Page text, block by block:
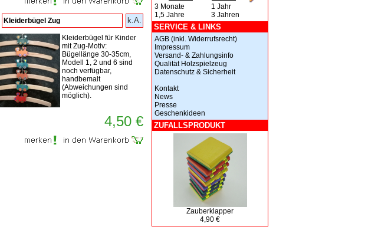
Kleiderbügel Zug k.A.
Kleiderbügel für Kinder
mit Zug-Motiv:
Bügellänge 30-35cm,
Modell 1, 2 und 6 sind
noch verfügbar,
handbemalt
(Abweichungen sind
möglich).
4,50 €
3 Monate
1,5 Jahre
1 Jahr
3 Jahren
SERVICE & LINKS
AGB (inkl. Widerrufsrecht)
Impressum
Versand- & Zahlungsinfo
Qualität Holzspielzeug
Datenschutz & Sicherheit
Kontakt
News
Presse
Geschenkideen
ZUFALLSPRODUKT
Zauberklapper
4,90 €